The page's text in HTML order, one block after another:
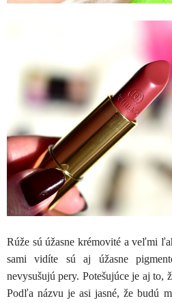
Rúže sú úžasne krémovité a veľmi
sami vidíte sú aj úžasne
nevysušujú pery. Potešujúce je aj to,
Podľa názvu je asi jasné, že budú